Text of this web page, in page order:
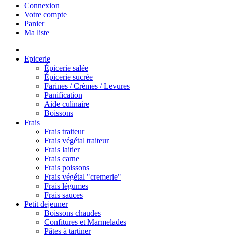
Connexion
Votre compte
Panier
Ma liste
Epicerie
Épicerie salée
Épicerie sucrée
Farines / Crèmes / Levures
Panification
Aide culinaire
Boissons
Frais
Frais traiteur
Frais végétal traiteur
Frais laitier
Frais carne
Frais poissons
Frais végétal "cremerie"
Frais légumes
Frais sauces
Petit dejeuner
Boissons chaudes
Confitures et Marmelades
Pâtes à tartiner